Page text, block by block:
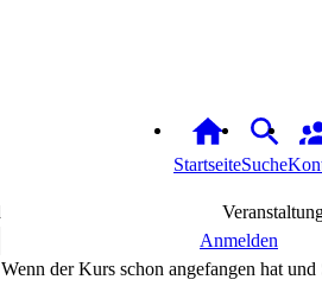
StartseiteSuche
Anmelden
Wenn der Kurs schon angefangen hat und